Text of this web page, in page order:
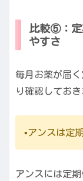
比較⑤：
やすさ
毎月お薬が届
り確認しておき
▪️アンスは定
アンスには定